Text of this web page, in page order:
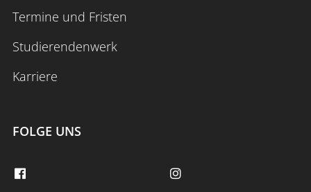
Termine und Fristen
Studierendenwerk
Karriere
FOLGE UNS